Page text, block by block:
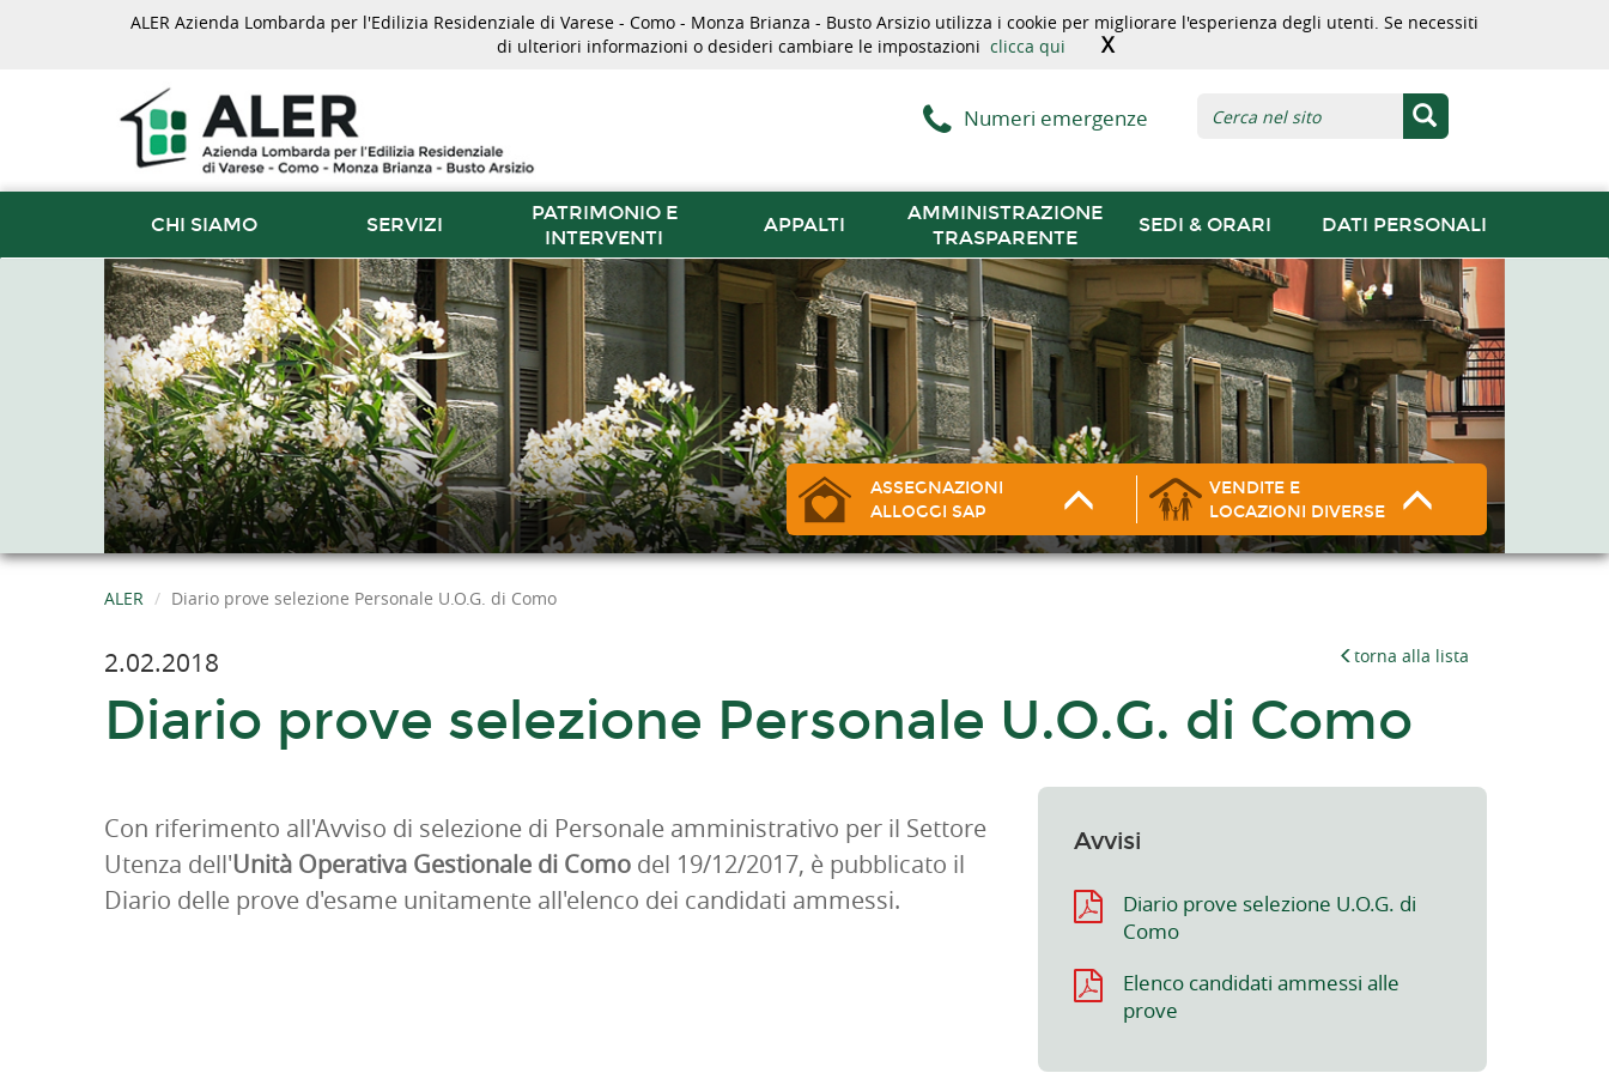
ALER Azienda Lombarda per l'Edilizia Residenziale di Varese - Como - Monza Brianza - Busto Arsizio utilizza i cookie per migliorare l'esperienza degli utenti. Se necessiti
di ulteriori informazioni o desideri cambiare le impostazioni clicca qui X
Numeri emergenze
CHI SIAMO SERVIZI
PATRIMONIO E
INTERVENTI
APPALTI
AMMINISTRAZIONE
TRASPARENTE
SEDI & ORARI DATI PERSONALI
ASSEGNAZIONI
ALLOGGI SAP
VENDITE E
LOCAZIONI DIVERSE
ALER Diario prove selezione Personale U.O.G. di Como
2.02.2018 torna alla lista
Diario prove selezione Personale U.O.G. di Como
Con riferimento all'Avviso di selezione di Personale amministrativo per il Settore
Utenza dell'Unità Operativa Gestionale di Como del 19/12/2017, è pubblicato il
Diario delle prove d'esame unitamente all'elenco dei candidati ammessi.
Avvisi
Diario prove selezione U.O.G. di
Como
Elenco candidati ammessi alle
prove